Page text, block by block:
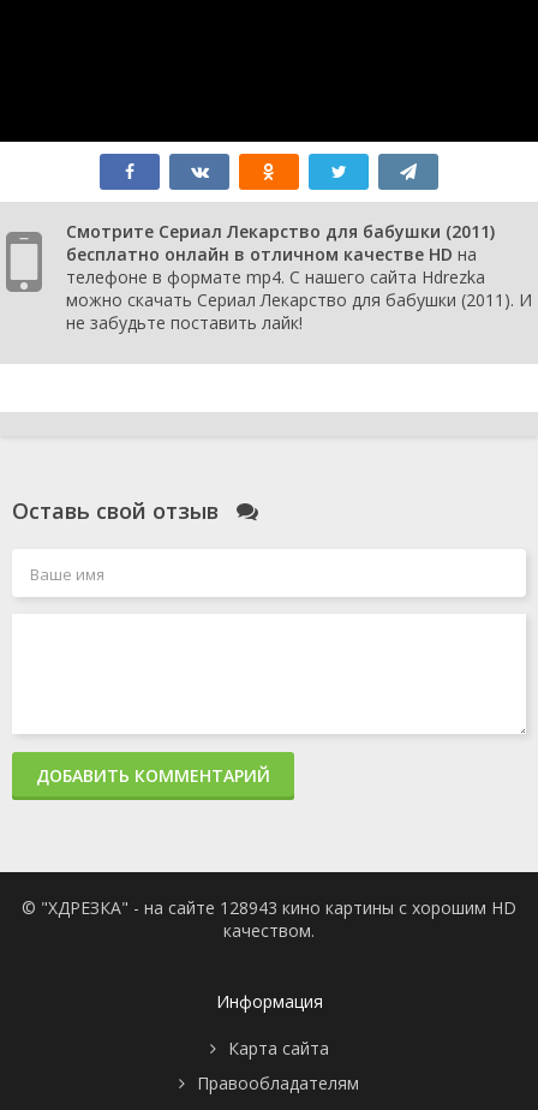
Смотрите Сериал Лекарство для бабушки (2011)
бесплатно онлайн в отличном качестве HD на
телефоне в формате mp4. С нашего сайта Hdrezka
можно скачать Сериал Лекарство для бабушки (2011). И
не забудьте поставить лайк!
Оставь свой отзыв
ДОБАВИТЬ КОММЕНТАРИЙ
© "ХДРЕЗКА" - на сайте 128943 кино картины с хорошим HD
качеством.
Информация
Карта сайта
Правообладателям